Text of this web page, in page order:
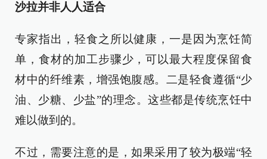
沙拉并非人人适合
专家指出，轻食之所以健康，一是因为烹饪简
单，食材的加工步骤少，可以最大程度保留食
材中的纤维素，增强饱腹感。二是轻食遵循“少
油、少糖、少盐”的理念。这些都是传统烹饪中
难以做到的。
不过，需要注意的是，如果采用了较为极端“轻